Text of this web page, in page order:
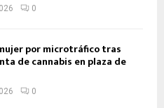
0
por microtráfico tras
de cannabis en plaza de
0